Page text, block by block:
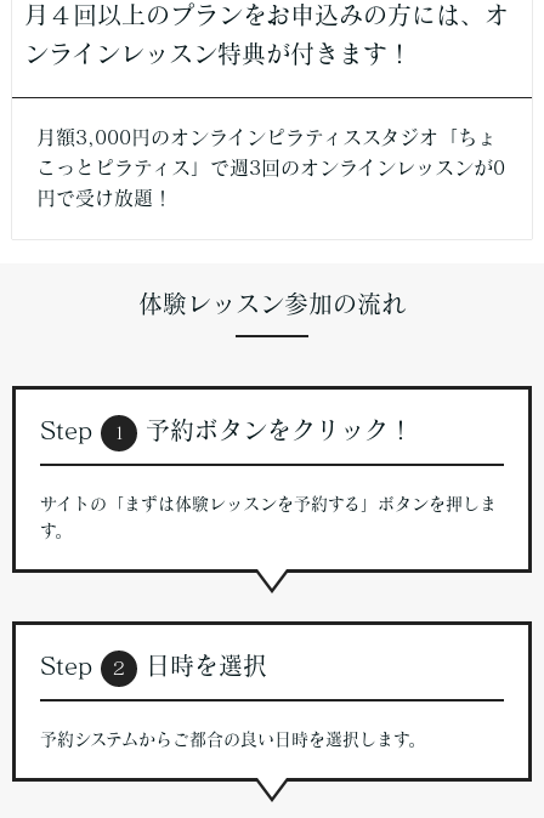
月４回以上のプランをお申込みの方には、オ
ンラインレッスン特典が付きます！
月額3,000円のオンラインピラティススタジオ「ちょ
こっとピラティス」で週3回のオンラインレッスンが0
円で受け放題！
体験レッスン参加の流れ
Step 1 予約ボタンをクリック！
サイトの「まずは体験レッスンを予約する」ボタンを押しま
す。
Step ２ 日時を選択
予約システムからご都合の良い日時を選択します。